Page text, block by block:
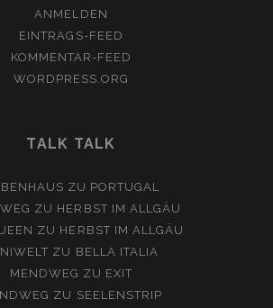
ANMELDEN
EINTRAGS-FEED
KOMMENTAR-FEED
WORDPRESS.ORG
TALK TALK
ZU PORTUGAL
ZU HERBST IM ALLGÄU
ZU HERBST IM ALLGÄU
ZU BELLA ITALIA
MENDWEG ZU EXIT
ZU SEELENSTRIP